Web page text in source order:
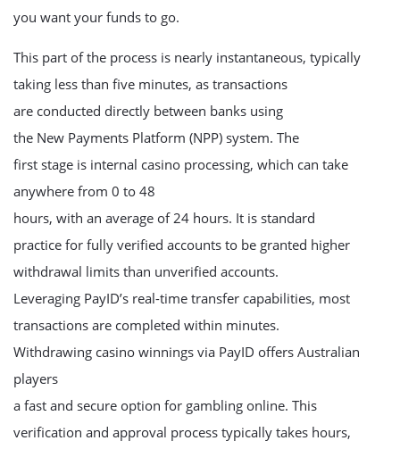
you want your funds to go.
This part of the process is nearly instantaneous, typically
taking less than five minutes, as transactions
are conducted directly between banks using
the New Payments Platform (NPP) system. The
first stage is internal casino processing, which can take
anywhere from 0 to 48
hours, with an average of 24 hours. It is standard
practice for fully verified accounts to be granted higher
withdrawal limits than unverified accounts.
Leveraging PayID’s real-time transfer capabilities, most
transactions are completed within minutes.
Withdrawing casino winnings via PayID offers Australian
players
a fast and secure option for gambling online. This
verification and approval process typically takes hours,